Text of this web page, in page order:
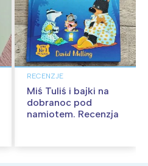
RECENZJE
Miś Tuliś i bajki na
dobranoc pod
namiotem. Recenzja